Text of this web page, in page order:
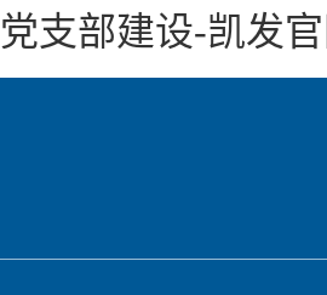
党支部建设-凯发官